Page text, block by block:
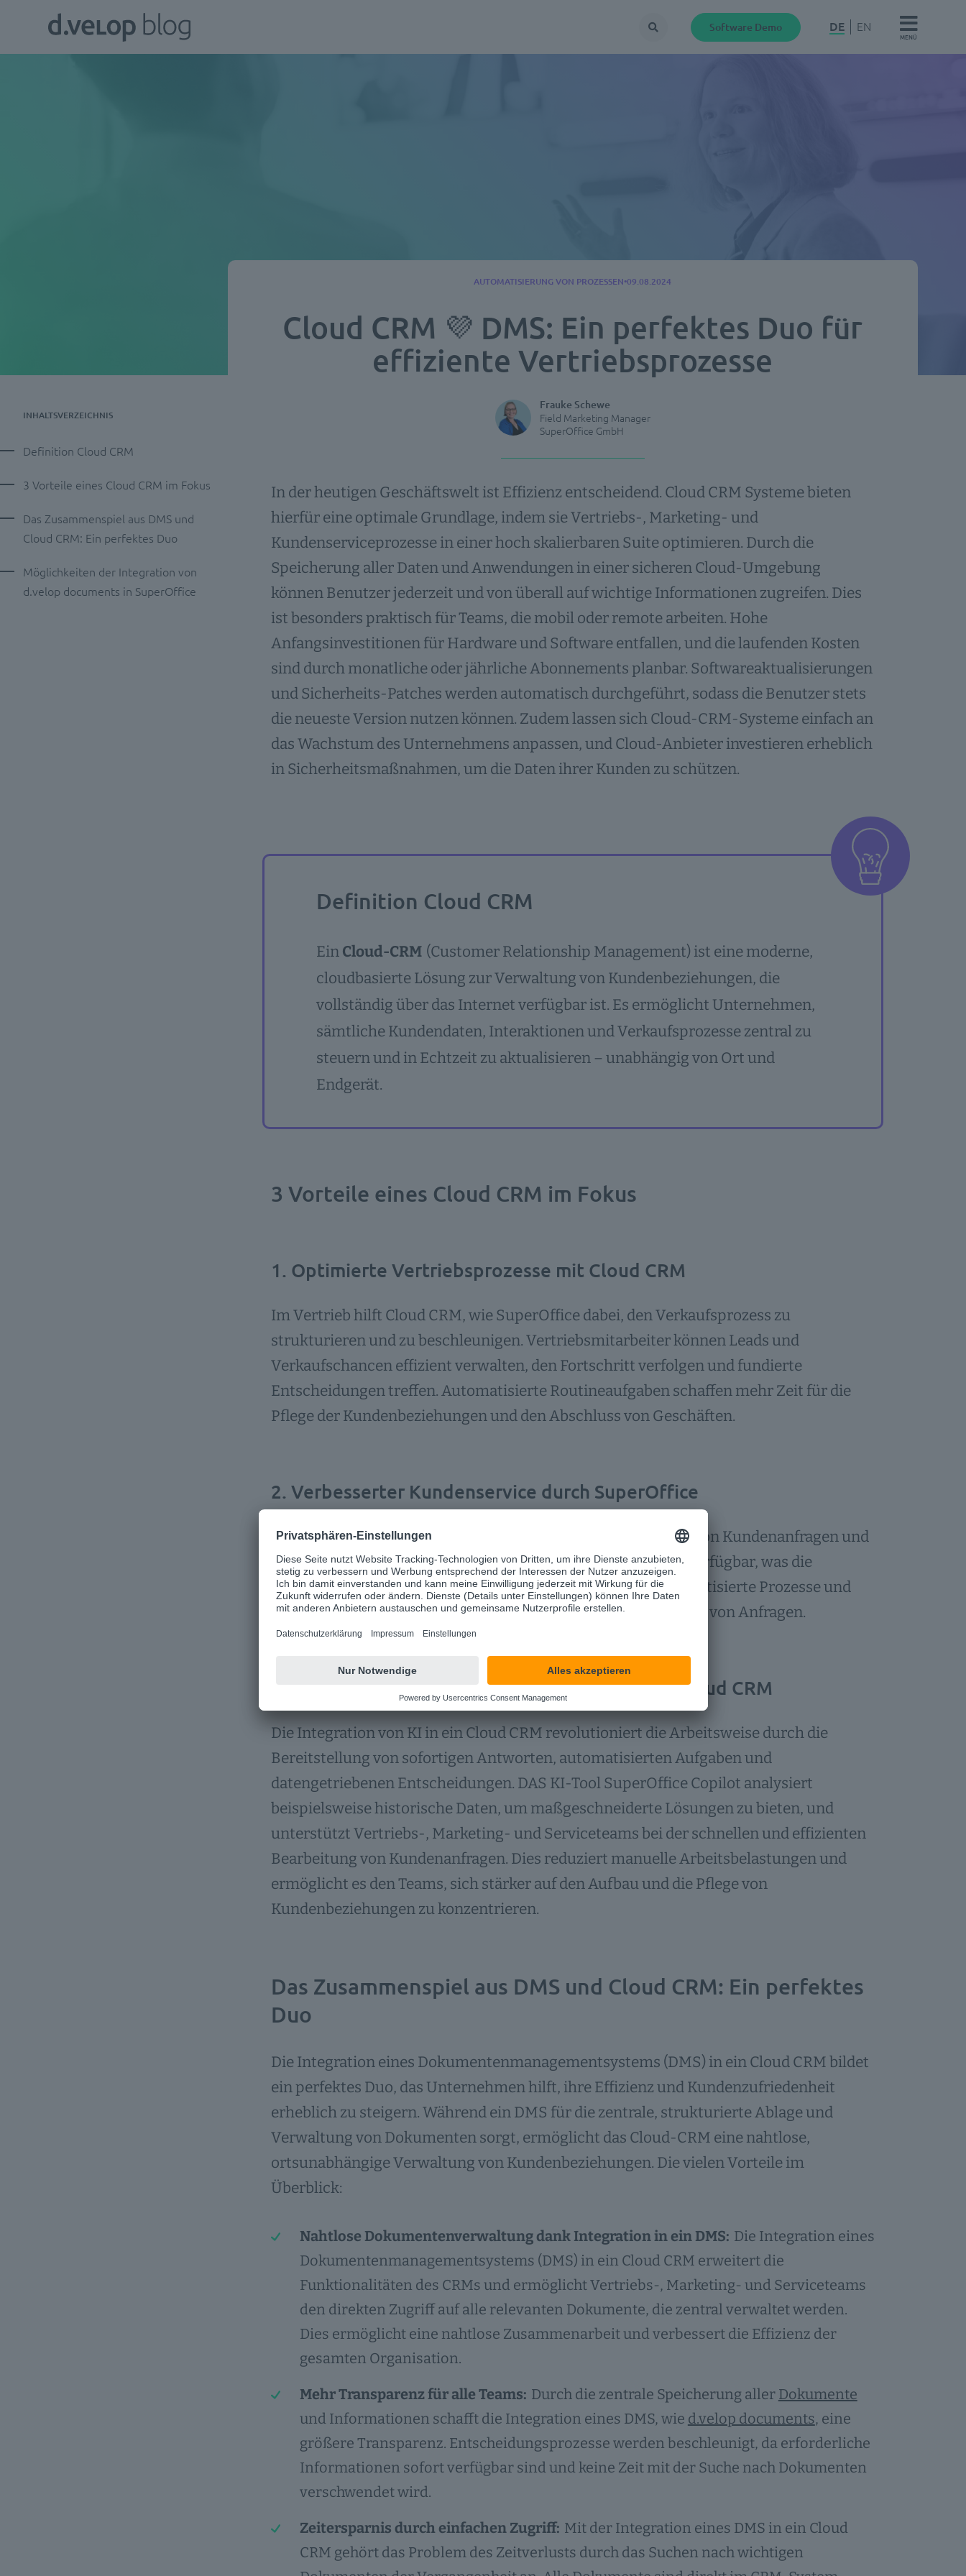
d.velop
Blog
Suche Software Demo DE EN
MENÜ
Cloud CRM 💜 DMS: Ein perfektes Duo für
effiziente Vertriebsprozesse
AUTOMATISIERUNG VON PROZESSEN 09.08.2024
Frauke Schewe
Field Marketing Manager
SuperOffice GmbH
INHALTSVERZEICHNIS
Definition Cloud CRM
3 Vorteile eines Cloud CRM im Fokus
Das Zusammenspiel aus DMS und
Cloud CRM: Ein perfektes Duo
Möglichkeiten der Integration von
d.velop documents in SuperOffice
In der heutigen Geschäftswelt ist Effizienz entscheidend. Cloud CRM Systeme bieten
hierfür eine optimale Grundlage, indem sie Vertriebs-, Marketing- und
Kundenserviceprozesse in einer hoch skalierbaren Suite optimieren. Durch die
Speicherung aller Daten und Anwendungen in einer sicheren Cloud-Umgebung
können Benutzer jederzeit und von überall auf wichtige Informationen zugreifen. Dies
ist besonders praktisch für Teams, die mobil oder remote arbeiten. Hohe
Anfangsinvestitionen für Hardware und Software entfallen, und die laufenden Kosten
sind durch monatliche oder jährliche Abonnements planbar. Softwareaktualisierungen
und Sicherheits-Patches werden automatisch durchgeführt, sodass die Benutzer stets
die neueste Version nutzen können. Zudem lassen sich Cloud-CRM-Systeme einfach an
das Wachstum des Unternehmens anpassen, und Cloud-Anbieter investieren erheblich
in Sicherheitsmaßnahmen, um die Daten ihrer Kunden zu schützen.
Definition Cloud CRM
EinCloud-CRM (Customer Relationship Management) ist eine moderne,
cloudbasierte Lösung zur Verwaltung von Kundenbeziehungen, die
vollständig über das Internet verfügbar ist. Es ermöglicht Unternehmen,
sämtliche Kundendaten, Interaktionen und Verkaufsprozesse zentral zu
steuern und in Echtzeit zu aktualisieren – unabhängig von Ort und
Endgerät.
3 Vorteile eines Cloud CRM im Fokus
1. Optimierte Vertriebsprozesse mit Cloud CRM
Im Vertrieb hilft Cloud CRM, wie SuperOffice dabei, den Verkaufsprozess zu
strukturieren und zu beschleunigen. Vertriebsmitarbeiter können Leads und
Verkaufschancen effizient verwalten, den Fortschritt verfolgen und fundierte
Entscheidungen treffen. Automatisierte Routineaufgaben schaffen mehr Zeit für die
Pflege der Kundenbeziehungen und den Abschluss von Geschäften.
2. Verbesserter Kundenservice durch SuperOffice
Im Kundenservice verbessert ein Cloud CRM die Bearbeitung von Kundenanfragen und
Support-Tickets. Alle relevanten Informationen sind zentral verfügbar, was die
Reaktionszeit verkürzt, und die Servicequalität erhöht. Automatisierte Prozesse und
Vorlagen ermöglichen eine schnelle und effiziente Bearbeitung von Anfragen.
3. KI-gestützte Effizienz und Produktivität mit Cloud CRM
Die Integration von KI in ein Cloud CRM revolutioniert die Arbeitsweise durch die
Bereitstellung von sofortigen Antworten, automatisierten Aufgaben und
datengetriebenen Entscheidungen. DAS KI-Tool SuperOffice Copilot analysiert
beispielsweise historische Daten, um maßgeschneiderte Lösungen zu bieten, und
unterstützt Vertriebs-, Marketing- und Serviceteams bei der schnellen und effizienten
Bearbeitung von Kundenanfragen. Dies reduziert manuelle Arbeitsbelastungen und
ermöglicht es den Teams, sich stärker auf den Aufbau und die Pflege von
Kundenbeziehungen zu konzentrieren.
Das Zusammenspiel aus DMS und Cloud CRM: Ein perfektes
Duo
Die Integration eines Dokumentenmanagementsystems (DMS) in ein Cloud CRM bildet
ein perfektes Duo, das Unternehmen hilft, ihre Effizienz und Kundenzufriedenheit
erheblich zu steigern. Während ein DMS für die zentrale, strukturierte Ablage und
Verwaltung von Dokumenten sorgt, ermöglicht das Cloud-CRM eine nahtlose,
ortsunabhängige Verwaltung von Kundenbeziehungen. Die vielen Vorteile im
Überblick:
Nahtlose Dokumentenverwaltung dank Integration in ein DMS: Die Integration eines
Dokumentenmanagementsystems (DMS) in ein Cloud CRM erweitert die
Funktionalitäten des CRMs und ermöglicht Vertriebs-, Marketing- und Serviceteams
den direkten Zugriff auf alle relevanten Dokumente, die zentral verwaltet werden.
Dies ermöglicht eine nahtlose Zusammenarbeit und verbessert die Effizienz der
gesamten Organisation.
Mehr Transparenz für alle Teams: Durch die zentrale Speicherung aller Dokumente
und Informationen schafft die Integration eines DMS, wie d.velop documents, eine
größere Transparenz. Entscheidungsprozesse werden beschleunigt, da erforderliche
Informationen sofort verfügbar sind und keine Zeit mit der Suche nach Dokumenten
verschwendet wird.
Zeitersparnis durch einfachen Zugriff: Mit der Integration eines DMS in ein Cloud
CRM gehört das Problem des Zeitverlusts durch das Suchen nach wichtigen